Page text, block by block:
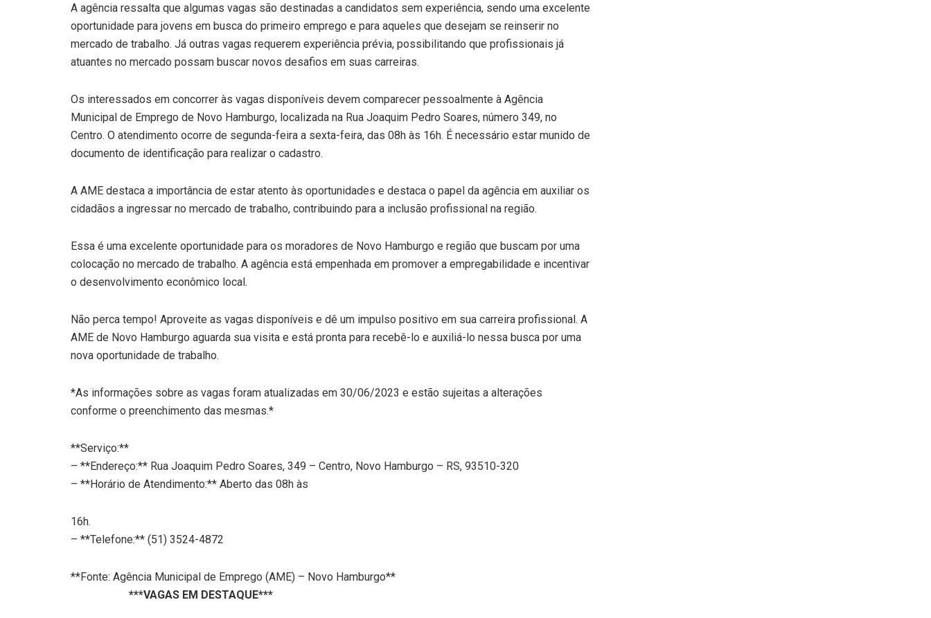
A agência ressalta que algumas vagas são destinadas a candidatos sem experiência, sendo uma excelente
oportunidade para jovens em busca do primeiro emprego e para aqueles que desejam se reinserir no
mercado de trabalho. Já outras vagas requerem experiência prévia, possibilitando que profissionais já
atuantes no mercado possam buscar novos desafios em suas carreiras.
Os interessados em concorrer às vagas disponíveis devem comparecer pessoalmente à Agência
Municipal de Emprego de Novo Hamburgo, localizada na Rua Joaquim Pedro Soares, número 349, no
Centro. O atendimento ocorre de segunda-feira a sexta-feira, das 08h às 16h. É necessário estar munido de
documento de identificação para realizar o cadastro.
A AME destaca a importância de estar atento às oportunidades e destaca o papel da agência em auxiliar os
cidadãos a ingressar no mercado de trabalho, contribuindo para a inclusão profissional na região.
Essa é uma excelente oportunidade para os moradores de Novo Hamburgo e região que buscam por uma
colocação no mercado de trabalho. A agência está empenhada em promover a empregabilidade e incentivar
o desenvolvimento econômico local.
Não perca tempo! Aproveite as vagas disponíveis e dê um impulso positivo em sua carreira profissional. A
AME de Novo Hamburgo aguarda sua visita e está pronta para recebê-lo e auxiliá-lo nessa busca por uma
nova oportunidade de trabalho.
*As informações sobre as vagas foram atualizadas em 30/06/2023 e estão sujeitas a alterações
conforme o preenchimento das mesmas.*
**Serviço:**
– **Endereço:** Rua Joaquim Pedro Soares, 349 – Centro, Novo Hamburgo – RS, 93510-320
– **Horário de Atendimento:** Aberto das 08h às
16h.
– **Telefone:** (51) 3524-4872
**Fonte: Agência Municipal de Emprego (AME) – Novo Hamburgo**
***VAGAS EM DESTAQUE***